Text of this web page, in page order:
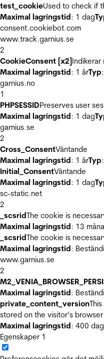
test_cookieUsed to check if
Maximal lagringstid: 1 dag
consent.cookiebot.com
www.track.garnius.se
2
CookieConsent [x2]
Maximal lagringstid: 1 årTyp
garnius.no
1
PHPSESSIDPreserves user
Maximal lagringstid: 1 dag
garnius.se
2
Cross_ConsentVäntande
Maximal lagringstid: 1 årTyp
Initial_ConsentVäntande
Maximal lagringstid: 1 dag
sc-static.net
2
_scsridThe cookie is
Maximal lagringstid: 13
_scsridThe cookie is
Maximal lagringstid:
www.garnius.se
2
Maximal lagringstid:
private_content_version
stored on the visitor’s
Maximal lagringstid: 400
Egenskaper 1